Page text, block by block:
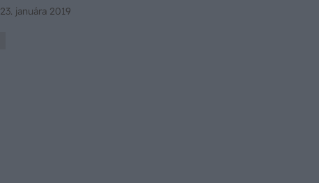
23. januára 2019